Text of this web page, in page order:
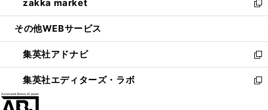
く
で
開
ド
ウ
開
く
ィ
ン
ウ
で
開
く
い
ウ
ン
ド
ウ
で
zakka market
新
し
ウ
ィ
ン
ド
その他WEBサービス
集英社アドナビ
新
し
い
集英社エディターズ・ラボ
新